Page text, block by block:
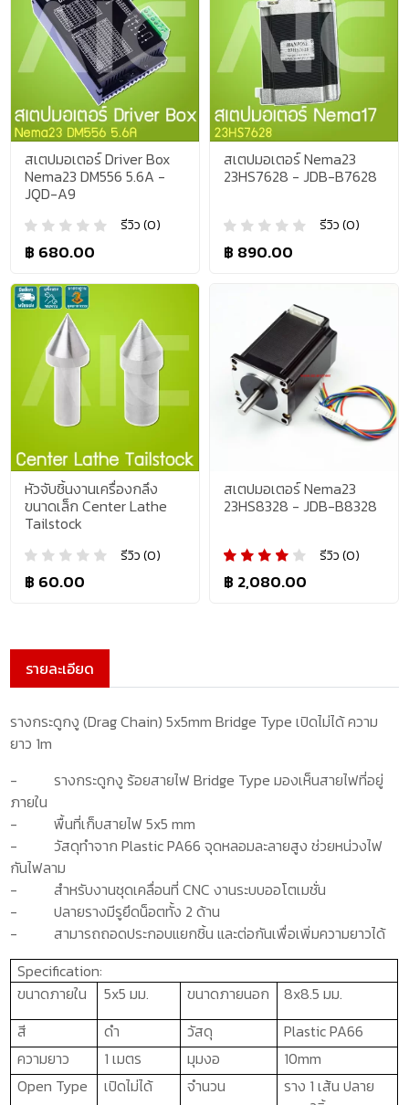
สเตปมอเตอร์ Driver Box
Nema23 DM556 5.6A -
JQD-A9
รีวิว (0)
฿ 680.00
สเตปมอเตอร์ Nema23
23HS7628 - JDB-B7628
รีวิว (0)
฿ 890.00
หัวจับชิ้นงานเครื่องกลึง
ขนาดเล็ก Center Lathe
Tailstock
รีวิว (0)
฿ 60.00
สเตปมอเตอร์ Nema23
23HS8328 - JDB-B8328
รีวิว (0)
฿ 2,080.00
รายละเอียด
รางกระดูกงู (Drag Chain) 5x5mm Bridge Type เปิดไม่ได้ ความ
ยาว 1m
-
รางกระดูกงู ร้อยสายไฟBridge Type มองเห็นสายไฟที่อยู่
ภายใน
-
พื้นที่เก็บสายไฟ 5x5 mm
-
วัสดุทำจากPlastic PA66 จุดหลอมละลายสูง ช่วยหน่วงไฟ
กันไฟลาม
-
สำหรับงานชุดเคลื่อนที่CNCงานระบบออโตเมชั่น
-
ปลายรางมีรูยึดน็อตทั้ง 2 ด้าน
-
สามารถถอดประกอบแยกชิ้น และต่อกันเพื่อเพิ่มความยาวได้
Specification:
ขนาดภายใน
5x5มม. ขนาดภายนอก 8x8.5มม.
สี
ดำ วัสดุ
Plastic PA66
ความยาว
1 เมตร มุมงอ 10mm
Open Type
เปิดไม่ได้ จำนวน
ราง 1 เส้น ปลาย